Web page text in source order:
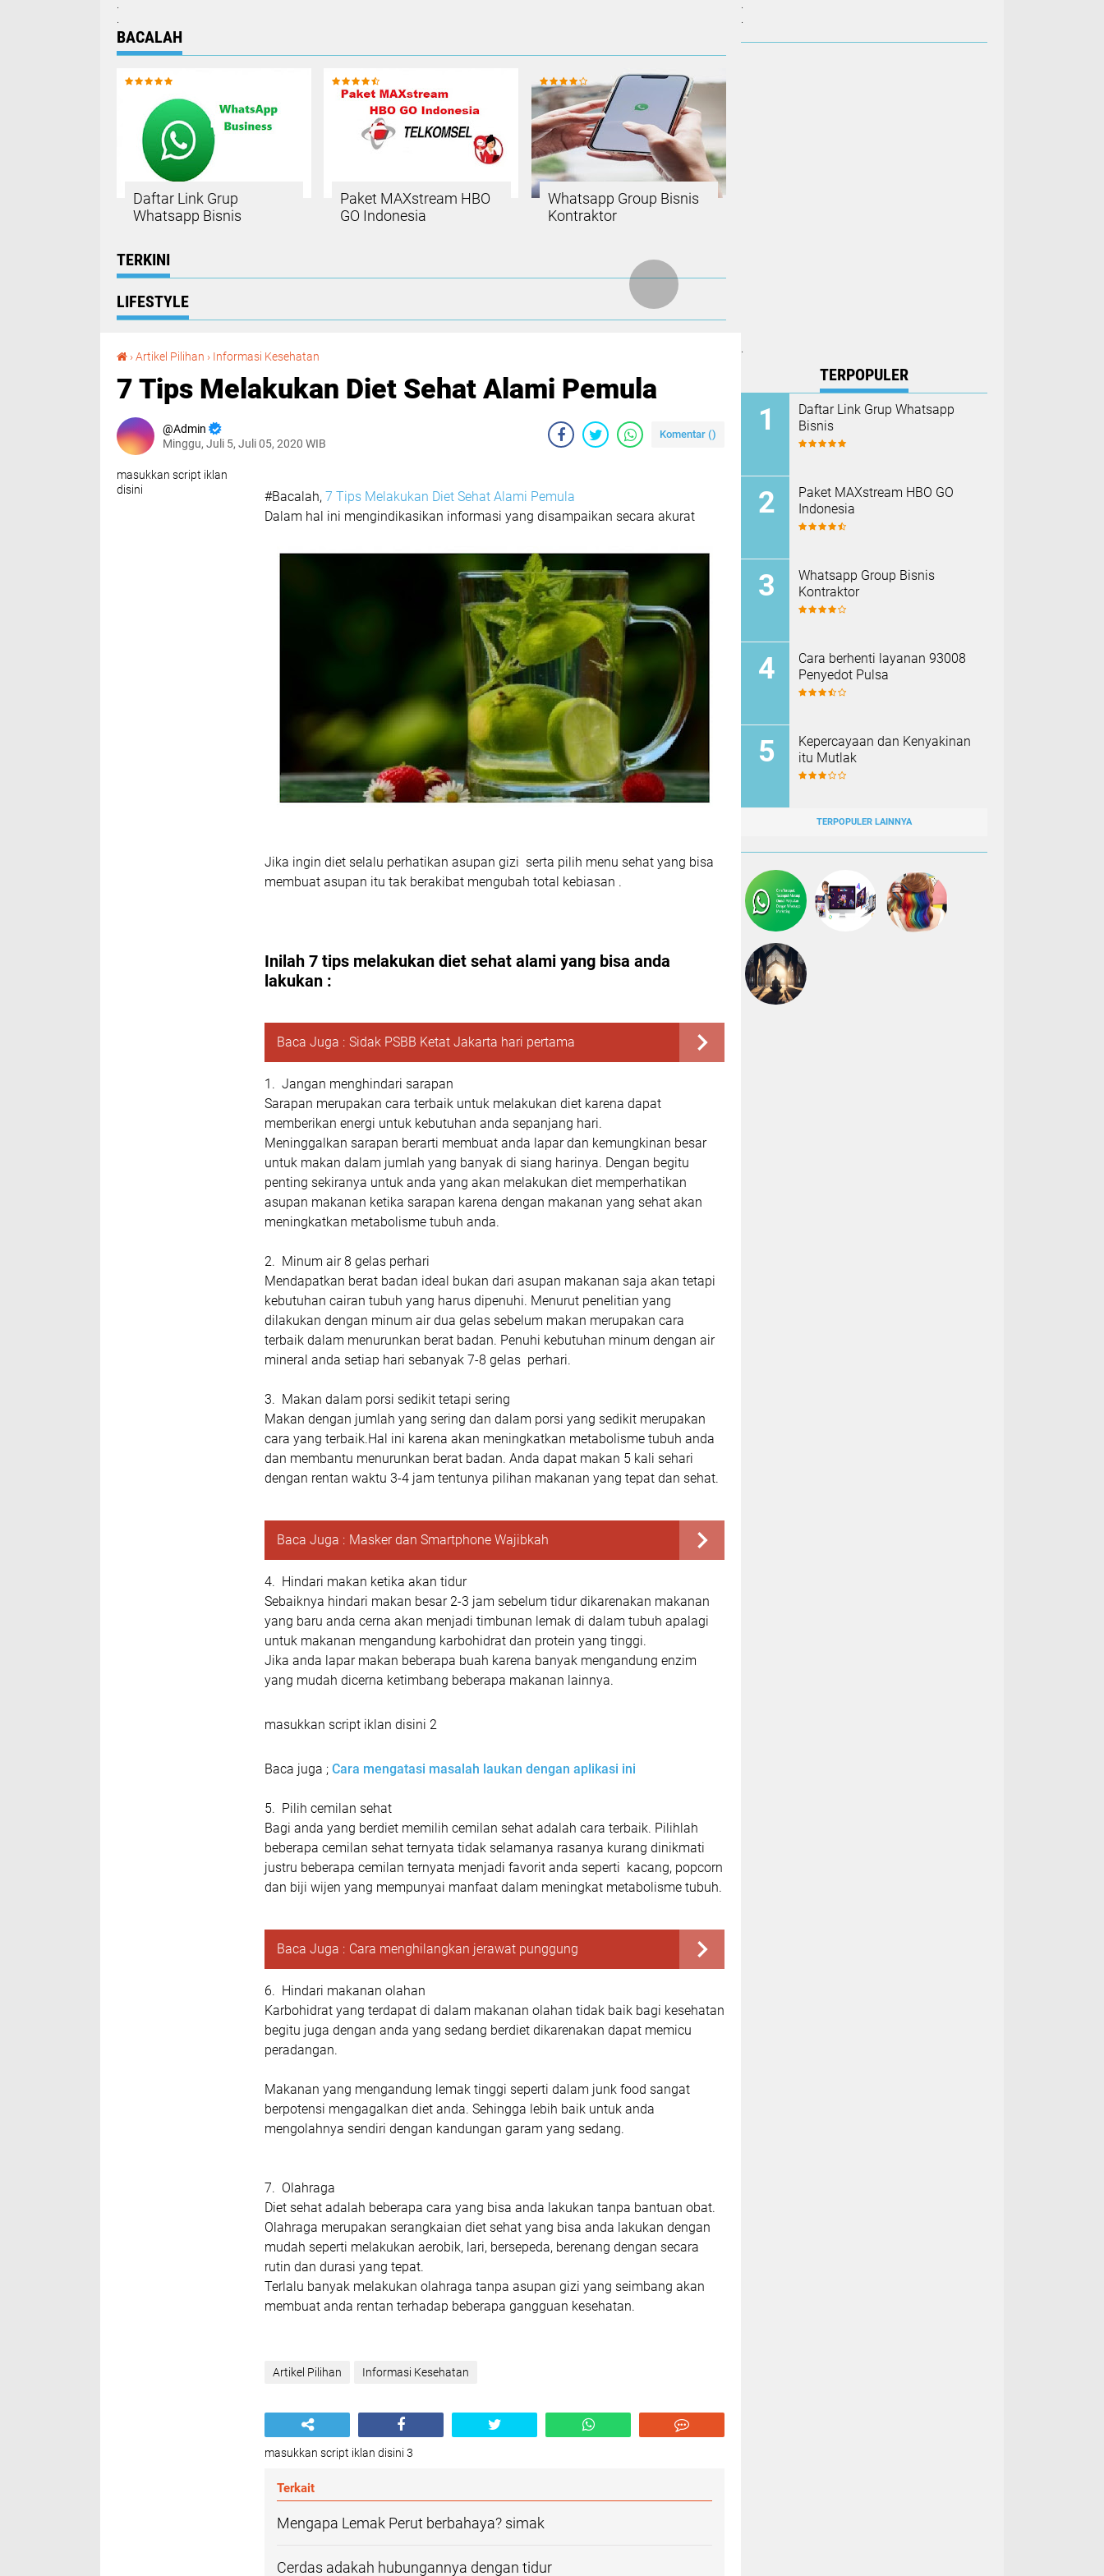
BACALAH
Daftar Link Grup
Whatsapp Bisnis
Paket MAXstream HBO
GO Indonesia
Whatsapp Group Bisnis
Kontraktor
TERKINI
LIFESTYLE
›Artikel Pilihan › Informasi Kesehatan
7 Tips Melakukan Diet Sehat Alami Pemula
Admin
Minggu, Juli 5, Juli 05, 2020 WIB
Komentar ()
masukkan script iklan
disini
#Bacalah, 7 Tips Melakukan Diet Sehat Alami Pemula
Dalam hal ini mengindikasikan informasi yang disampaikan secara akurat
Jika ingin diet selalu perhatikan asupan gizi serta pilih menu sehat yang bisa
membuat asupan itu tak berakibat mengubah total kebiasan .
Inilah 7 tips melakukan diet sehat alami yang bisa anda
lakukan :
Baca Juga : Sidak PSBB Ketat Jakarta hari pertama
1. Jangan menghindari sarapan
Sarapan merupakan cara terbaik untuk melakukan diet karena dapat
memberikan energi untuk kebutuhan anda sepanjang hari.
Meninggalkan sarapan berarti membuat anda lapar dan kemungkinan besar
untuk makan dalam jumlah yang banyak di siang harinya. Dengan begitu
penting sekiranya untuk anda yang akan melakukan diet memperhatikan
asupan makanan ketika sarapan karena dengan makanan yang sehat akan
meningkatkan metabolisme tubuh anda.
2. Minum air 8 gelas perhari
Mendapatkan berat badan ideal bukan dari asupan makanan saja akan tetapi
kebutuhan cairan tubuh yang harus dipenuhi. Menurut penelitian yang
dilakukan dengan minum air dua gelas sebelum makan merupakan cara
terbaik dalam menurunkan berat badan. Penuhi kebutuhan minum dengan air
mineral anda setiap hari sebanyak 7-8 gelas perhari.
3. Makan dalam porsi sedikit tetapi sering
Makan dengan jumlah yang sering dan dalam porsi yang sedikit merupakan
cara yang terbaik.Hal ini karena akan meningkatkan metabolisme tubuh anda
dan membantu menurunkan berat badan. Anda dapat makan 5 kali sehari
dengan rentan waktu 3-4 jam tentunya pilihan makanan yang tepat dan sehat.
Baca Juga : Masker dan Smartphone Wajibkah
4. Hindari makan ketika akan tidur
Sebaiknya hindari makan besar 2-3 jam sebelum tidur dikarenakan makanan
yang baru anda cerna akan menjadi timbunan lemak di dalam tubuh apalagi
untuk makanan mengandung karbohidrat dan protein yang tinggi.
Jika anda lapar makan beberapa buah karena banyak mengandung enzim
yang mudah dicerna ketimbang beberapa makanan lainnya.
masukkan script iklan disini 2
Baca juga ; Cara mengatasi masalah laukan dengan aplikasi ini
5. Pilih cemilan sehat
Bagi anda yang berdiet memilih cemilan sehat adalah cara terbaik. Pilihlah
beberapa cemilan sehat ternyata tidak selamanya rasanya kurang dinikmati
justru beberapa cemilan ternyata menjadi favorit anda seperti kacang, popcorn
dan biji wijen yang mempunyai manfaat dalam meningkat metabolisme tubuh.
Baca Juga : Cara menghilangkan jerawat punggung
6. Hindari makanan olahan
Karbohidrat yang terdapat di dalam makanan olahan tidak baik bagi kesehatan
begitu juga dengan anda yang sedang berdiet dikarenakan dapat memicu
peradangan.
Makanan yang mengandung lemak tinggi seperti dalam junk food sangat
berpotensi mengagalkan diet anda. Sehingga lebih baik untuk anda
mengolahnya sendiri dengan kandungan garam yang sedang.
7. Olahraga
Diet sehat adalah beberapa cara yang bisa anda lakukan tanpa bantuan obat.
Olahraga merupakan serangkaian diet sehat yang bisa anda lakukan dengan
mudah seperti melakukan aerobik, lari, bersepeda, berenang dengan secara
rutin dan durasi yang tepat.
Terlalu banyak melakukan olahraga tanpa asupan gizi yang seimbang akan
membuat anda rentan terhadap beberapa gangguan kesehatan.
Artikel Pilihan Informasi Kesehatan
masukkan script iklan disini 3
Terkait
Mengapa Lemak Perut berbahaya? simak
Cerdas adakah hubungannya dengan tidur
TERPOPULER
Daftar Link Grup Whatsapp
Bisnis
Paket MAXstream HBO GO
Indonesia
Whatsapp Group Bisnis
Kontraktor
Cara berhenti layanan 93008
Penyedot Pulsa
Kepercayaan dan Kenyakinan
itu Mutlak
TERPOPULER LAINNYA